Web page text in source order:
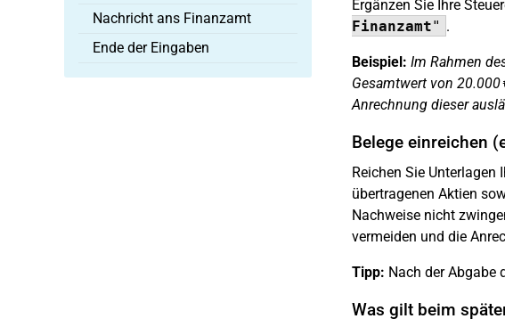
Ergänzen Sie Ihre
Finanzamt" .
Beispiel: Im Rahmen
Gesamtwert von 20.000
Anrechnung dieser
Belege einreichen
Reichen Sie Unterlagen
übertragenen Aktien
Nachweise nicht
vermeiden und die
Tipp: Nach der Abgabe
Was gilt beim
Nachricht ans Finanzamt
Ende der Eingaben